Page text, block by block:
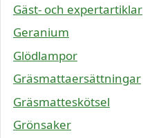
Gäst- och expertartiklar
Geranium
Glödlampor
Gräsmattaersättningar
Gräsmatteskötsel
Grönsaker